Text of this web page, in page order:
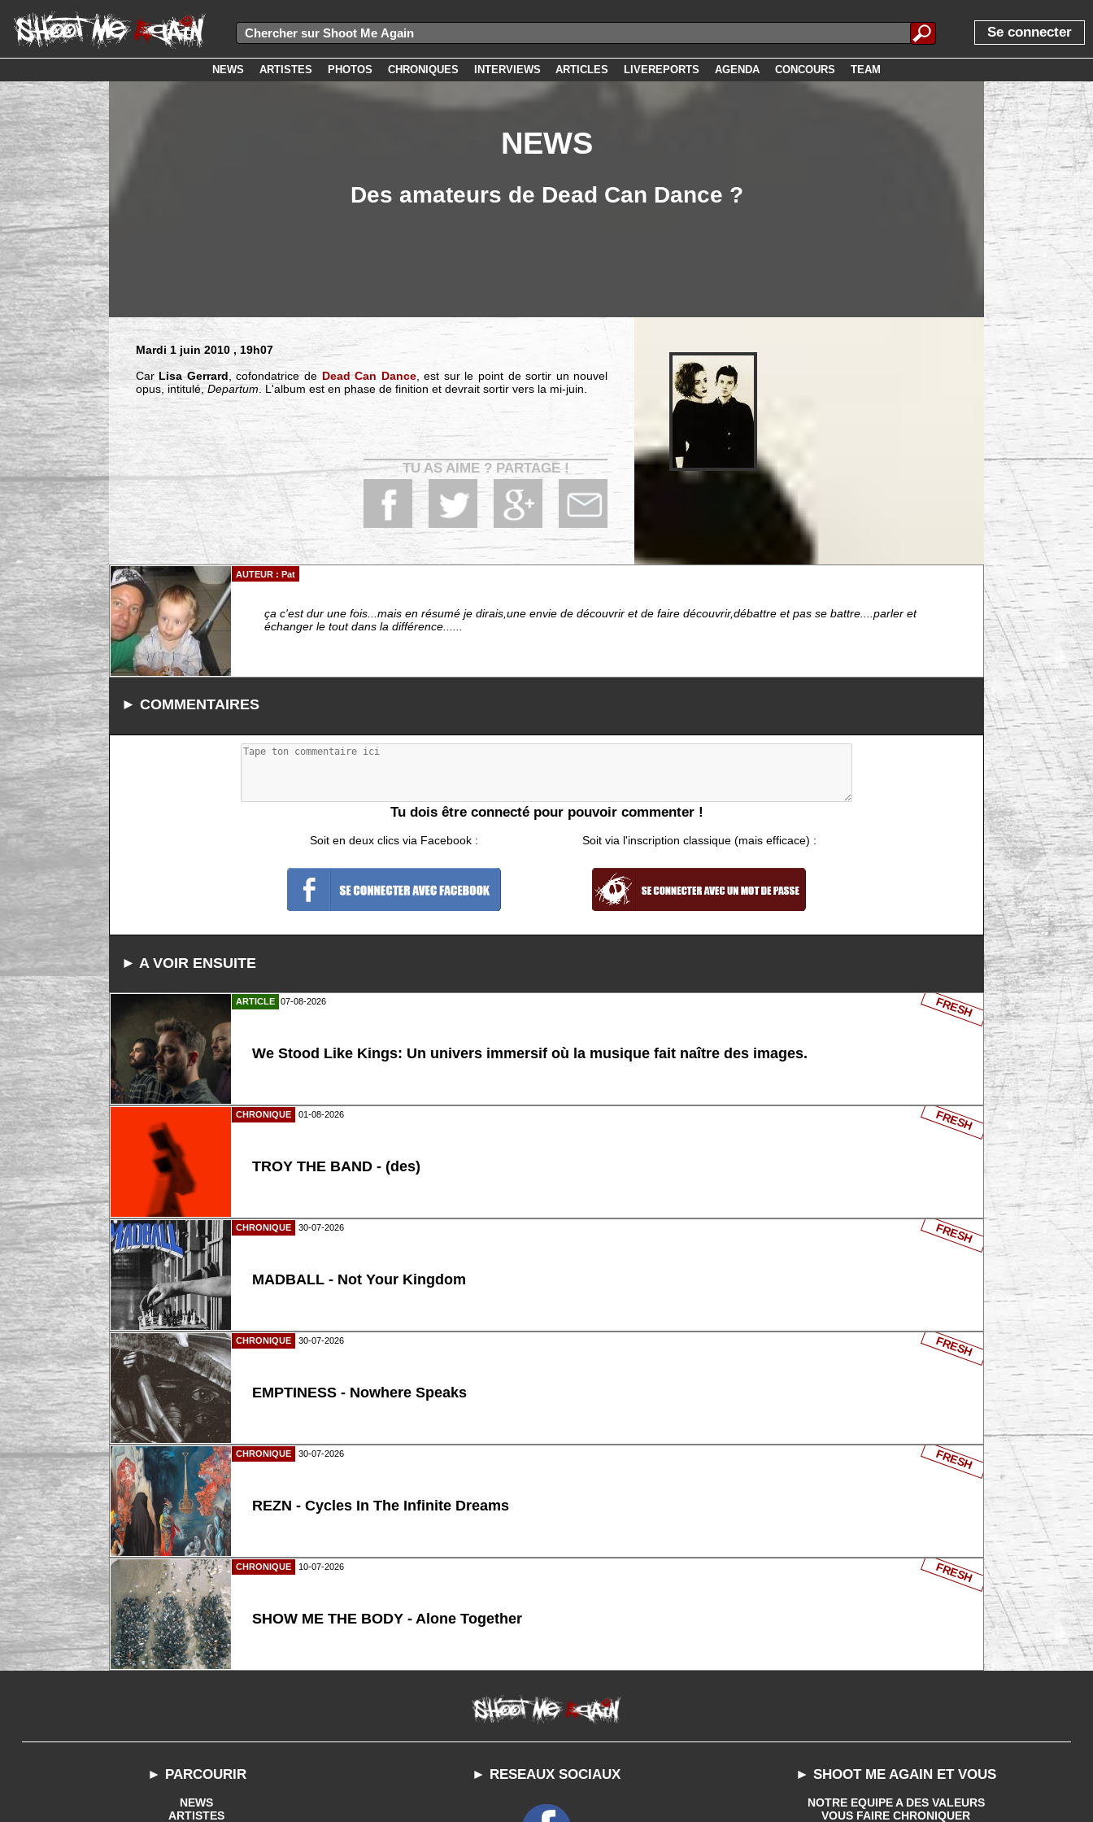
Se connecter
NEWS ARTISTES PHOTOS CHRONIQUES INTERVIEWS ARTICLES LIVEREPORTS AGENDA CONCOURS TEAM
NEWS
Des amateurs de Dead Can Dance ?
Mardi 1 juin 2010 , 19h07
CarLisa Gerrard, cofondatrice de Dead Can Dance, est sur le point de sortir un nouvel
opus, intitulé,Departum. L'album est en phase de finition et devrait sortir vers la mi-juin.
TU AS AIME ? PARTAGE !
AUTEUR : Pat
ça c'est dur une fois...mais en résumé je dirais,une envie de découvrir et de faire découvrir,débattre et pas se battre....parler et
échanger le tout dans la différence......
► COMMENTAIRES
Tu dois être connecté pour pouvoir commenter !
Soit en deux clics via Facebook : Soit via l'inscription classique (mais efficace) :
► A VOIR ENSUITE
ARTICLE 07-08-2026
We Stood Like Kings: Un univers immersif où la musique fait naître des images.
FRESH
CHRONIQUE 01-08-2026
TROY THE BAND - (des)
FRESH
CHRONIQUE 30-07-2026
MADBALL - Not Your Kingdom
FRESH
CHRONIQUE 30-07-2026
EMPTINESS - Nowhere Speaks
FRESH
CHRONIQUE 30-07-2026
REZN - Cycles In The Infinite Dreams
FRESH
CHRONIQUE 10-07-2026
SHOW ME THE BODY - Alone Together
FRESH
► PARCOURIR
NEWS
ARTISTES
► RESEAUX SOCIAUX ► SHOOT ME AGAIN ET VOUS
NOTRE EQUIPE A DES VALEURS
VOUS FAIRE CHRONIQUER